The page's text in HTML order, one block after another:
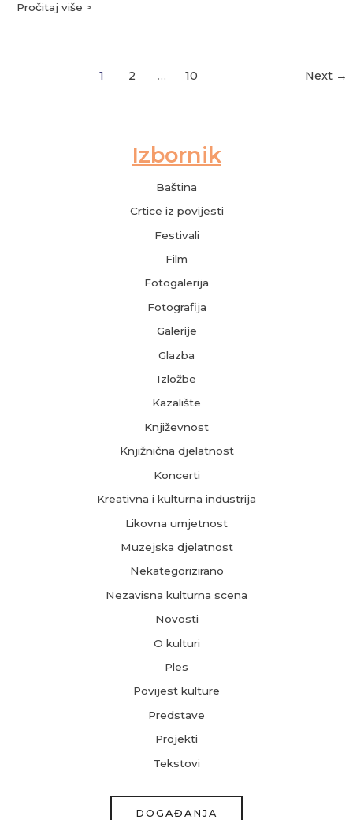
Baština
Crtice iz povijesti
Festivali
Film
Fotogalerija
Fotografija
Galerije
Glazba
Izložbe
Kazalište
Književnost
Knjižnična djelatnost
Koncerti
Kreativna i kulturna industrija
Likovna umjetnost
Muzejska djelatnost
Nekategorizirano
Nezavisna kulturna scena
Novosti
O kulturi
Ples
Povijest kulture
Predstave
Projekti
Tekstovi
DOGAĐANJA
Pročitaj više >
1 2 … 10 Next →